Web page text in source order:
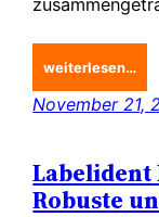
weiterlesen…
November 21,
Labelident
Robuste